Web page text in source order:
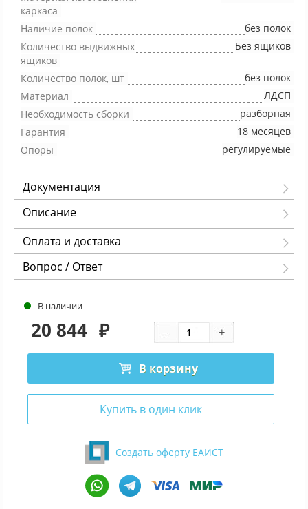
каркаса
Наличие полок
без полок
Количество выдвижных
ящиков
Без ящиков
Количество полок, шт
без полок
Материал
ЛДСП
Необходимость сборки
разборная
Гарантия
18 месяцев
Опоры
регулируемые
Документация
Описание
Оплата и доставка
Вопрос / Ответ
В наличии
20 844 ₽
В корзину
Купить в один клик
Создать оферту ЕАИСТ